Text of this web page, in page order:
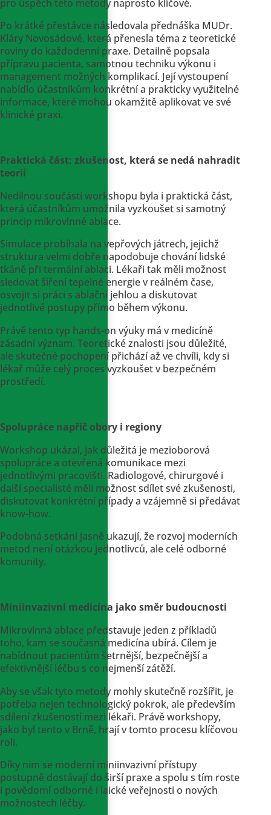
pro úspěch této metody naprosto klíčové.
Po krátké přestávce následovala přednáška MUDr.
Kláry Novosádové, která přenesla téma z teoretické
roviny do každodenní praxe. Detailně popsala
přípravu pacienta, samotnou techniku výkonu i
management možných komplikací. Její vystoupení
nabídlo účastníkům konkrétní a prakticky využitelné
informace, které mohou okamžitě aplikovat ve své
klinické praxi.
Praktická část: zkušenost, která se nedá nahradit
teorií
Nedílnou součástí workshopu byla i praktická část,
která účastníkům umožnila vyzkoušet si samotný
princip mikrovlnné ablace.
Simulace probíhala na vepřových játrech, jejichž
struktura velmi dobře napodobuje chování lidské
tkáně při termální ablaci. Lékaři tak měli možnost
sledovat šíření tepelné energie v reálném čase,
osvojit si práci s ablační jehlou a diskutovat
jednotlivé postupy přímo během výkonu.
Právě tento typ hands-on výuky má v medicíně
zásadní význam. Teoretické znalosti jsou důležité,
ale skutečné pochopení přichází až ve chvíli, kdy si
lékař může celý proces vyzkoušet v bezpečném
prostředí.
Spolupráce napříč obory i regiony
Workshop ukázal, jak důležitá je mezioborová
spolupráce a otevřená komunikace mezi
jednotlivými pracovišti. Radiologové, chirurgové i
další specialisté měli možnost sdílet své zkušenosti,
diskutovat konkrétní případy a vzájemně si předávat
know-how.
Podobná setkání jasně ukazují, že rozvoj moderních
metod není otázkou jednotlivců, ale celé odborné
komunity.
Miniinvazivní medicína jako směr budoucnosti
Mikrovlnná ablace představuje jeden z příkladů
toho, kam se současná medicína ubírá. Cílem je
nabídnout pacientům šetrnější, bezpečnější a
efektivnější léčbu s co nejmenší zátěží.
Aby se však tyto metody mohly skutečně rozšířit, je
potřeba nejen technologický pokrok, ale především
sdílení zkušeností mezi lékaři. Právě workshopy,
jako byl tento v Brně, hrají v tomto procesu klíčovou
roli.
Díky nim se moderní miniinvazivní přístupy
postupně dostávají do širší praxe a spolu s tím roste
i povědomí odborné i laické veřejnosti o nových
možnostech léčby.